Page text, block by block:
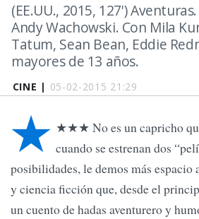
CINE | 05-02-2015 21:29
(EE.UU., 2015, 127')
Andy Wachowski. Con Mila
Tatum, Sean Bean, Eddie
mayores de 13 años.
★ ★★★ No es un capricho
cuando se estrenan dos
posibilidades, le demos más espacio
y ciencia ficción que, desde el
un cuento de hadas aventurero y